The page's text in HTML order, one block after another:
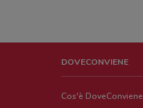
DOVECONVIENE
Cos'è DoveConviene